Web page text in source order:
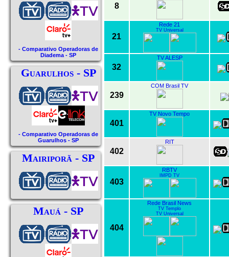
- Comparativo Operadoras de
Diadema - SP
Guarulhos - SP
- Comparativo Operadoras de
Guarulhos - SP
Mairiporã - SP
Mauá - SP
8
21
Rede 21
TV Universal
32
TV ALESP
239
COM Brasil TV
401
TV Novo Tempo
402
RIT
403
RBTV
IMPD TV
404
Rede Brasil News
TV Templo
TV Universal